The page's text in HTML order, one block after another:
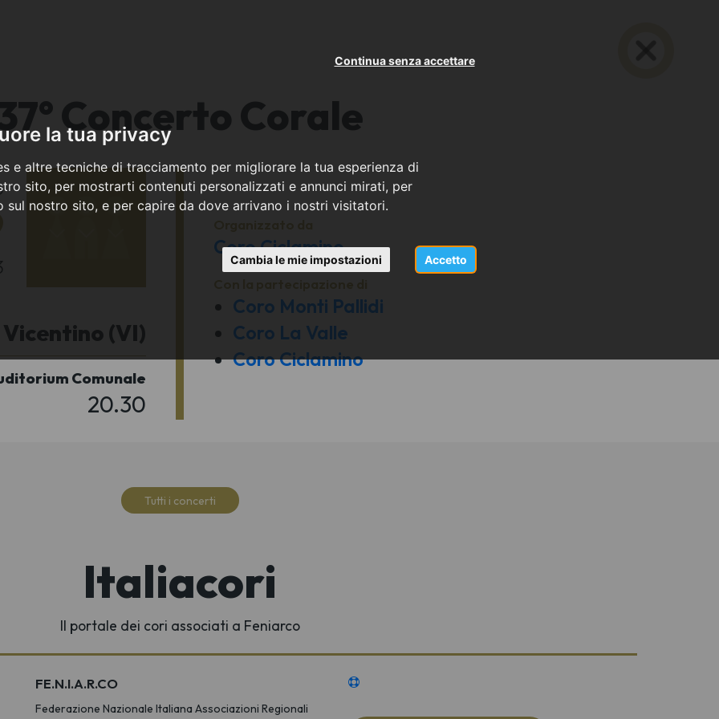
la tua privacy
e altre tecniche di tracciamento per migliorare la tua esperienza di
sito, per mostrarti contenuti personalizzati e annunci mirati, per
sul nostro sito, e per capire da dove arrivano i nostri visitatori.
Accetto
Continua senza accettare
Cambia le mie impostazioni
Concerto Corale
(VI)
Comunale
20.30
Coro Ciclamino
Coro Monti Pallidi
Coro La Valle
Coro Ciclamino
Tutti i concerti
Italiacori
Il portale dei cori associati a Feniarco
FE.N.I.A.R.CO
Federazione Nazionale Italiana Associazioni Regionali